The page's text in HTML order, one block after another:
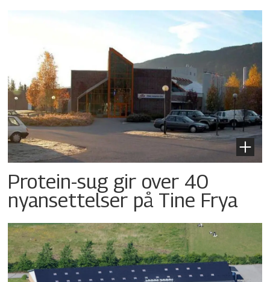
Protein-sug gir over 40
nyansettelser på Tine Frya